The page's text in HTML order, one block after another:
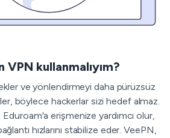
kullanmalıyım?
ve yönlendirmeyi daha pürüzsüz
böylece hackerlar sizi hedef almaz.
Eduroam'a erişmenize yardımcı olur,
hızlarını stabilize eder. VeePN,